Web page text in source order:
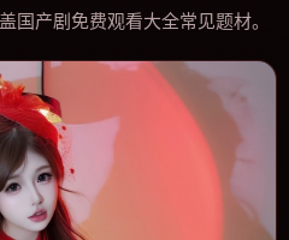
国产剧免费观看大全常见题材。